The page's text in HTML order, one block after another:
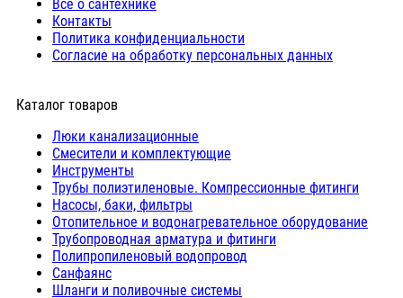
Все о сантехнике
Контакты
Политика конфиденциальности
Согласие на обработку персональных данных
Каталог товаров
Люки канализационные
Cмесители и комплектующие
Инструменты
Трубы полиэтиленовые. Компрессионные фитинги
Насосы, баки, фильтры
Отопительное и водонагревательное оборудование
Трубопроводная арматура и фитинги
Полипропиленовый водопровод
Санфаянс
Шланги и поливочные системы